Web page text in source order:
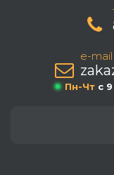
e-mail
Пн-Чт c 9